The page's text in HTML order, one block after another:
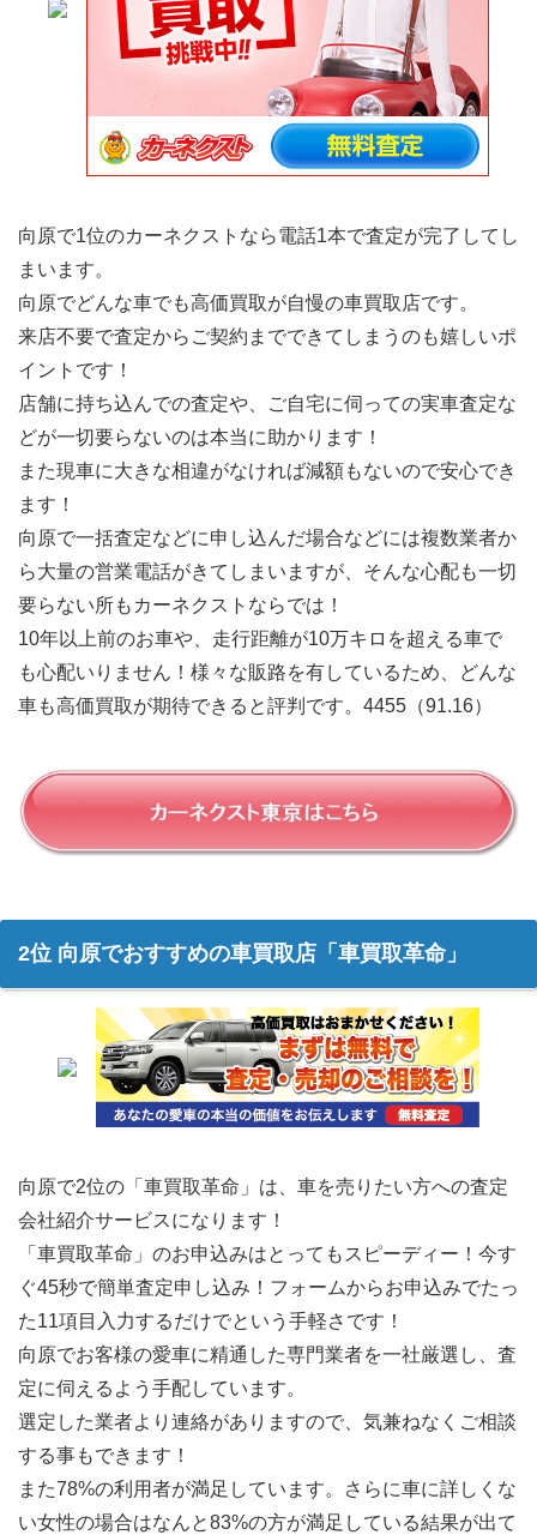
向原で1位のカーネクストなら電話1本で査定が完了してし
まいます。
向原でどんな車でも高価買取が自慢の車買取店です。
来店不要で査定からご契約までできてしまうのも嬉しいポ
イントです！
店舗に持ち込んでの査定や、ご自宅に伺っての実車査定な
どが一切要らないのは本当に助かります！
また現車に大きな相違がなければ減額もないので安心でき
ます！
向原で一括査定などに申し込んだ場合などには複数業者か
ら大量の営業電話がきてしまいますが、そんな心配も一切
要らない所もカーネクストならでは！
10年以上前のお車や、走行距離が10万キロを超える車で
も心配いりません！様々な販路を有しているため、どんな
車も高価買取が期待できると評判です。4455（91.16）
2位 向原でおすすめの車買取店「車買取革命」
向原で2位の「車買取革命」は、車を売りたい方への査定
会社紹介サービスになります！
「車買取革命」のお申込みはとってもスピーディー！今す
ぐ45秒で簡単査定申し込み！フォームからお申込みでたっ
た11項目入力するだけでという手軽さです！
向原でお客様の愛車に精通した専門業者を一社厳選し、査
定に伺えるよう手配しています。
選定した業者より連絡がありますので、気兼ねなくご相談
する事もできます！
また78%の利用者が満足しています。さらに車に詳しくな
い女性の場合はなんと83%の方が満足している結果が出て